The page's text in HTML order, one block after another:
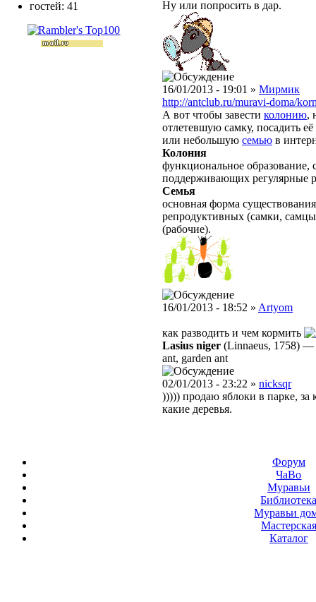
Ну или попросить в дар.
16/01/2013 - 19:01 » Мирмик
http://antclub.ru/muravi-doma/
А вот чтобы завести колонию,
отлетевшую самку, посадить
или небольшую семью в
Колония
функциональное образование,
поддерживающих регулярные
Семья
основная форма
репродуктивных (самки,
(рабочие).
16/01/2013 - 18:52 » Artyom
как разводить и чем кормить
Lasius niger (Linnaeus, 1758) —
ant, garden ant
02/01/2013 - 23:22 » nicksqr
))))) продаю яблоки в парке,
какие деревья.
гостей: 41
Форум
ЧаВо
Муравьи
Муравьи
Мастерская
Каталог